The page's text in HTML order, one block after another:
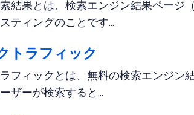
結果とは、検索エンジン結果ページ
ティングのことです...
トラフィック
フィックとは、無料の検索エンジン
ザーが検索すると...